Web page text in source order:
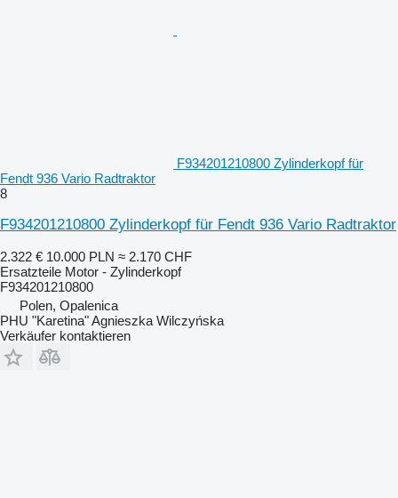
F934201210800 Zylinderkopf für
Fendt 936 Vario Radtraktor
8
F934201210800 Zylinderkopf für Fendt 936 Vario Radtraktor
2.322 € 10.000 PLN ≈ 2.170 CHF
Ersatzteile Motor - Zylinderkopf
F934201210800
Polen, Opalenica
PHU "Karetina" Agnieszka Wilczyńska
Verkäufer kontaktieren